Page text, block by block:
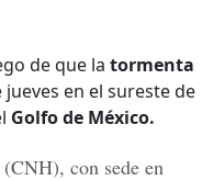
de que la tormenta
en el sureste de
Golfo de México.
(CNH), con sede en